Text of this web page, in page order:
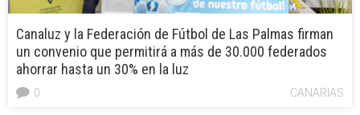
Canaluz y la Federación de Fútbol de Las Palmas firman
un convenio que permitirá a más de 30.000 federados
ahorrar hasta un 30% en la luz
CANARIAS
0